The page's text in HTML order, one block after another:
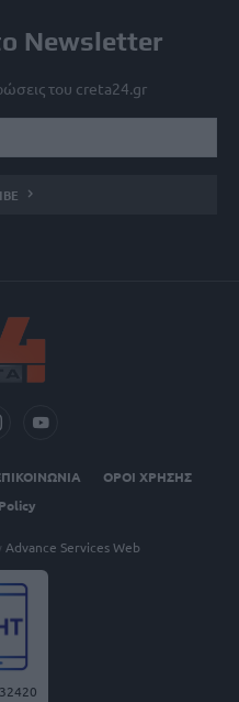
Newsletter
του creta24.gr
ΟΡΟΙ ΧΡΗΣΗΣ
Advance Services Web